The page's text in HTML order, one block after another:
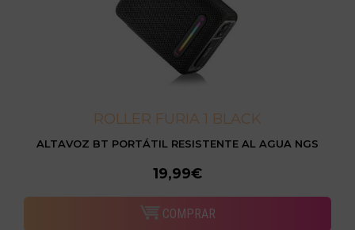
ROLLER FURIA 1 BLACK
ALTAVOZ BT PORTÁTIL RESISTENTE AL AGUA NGS
19,99€
COMPRAR